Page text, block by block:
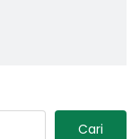
Cari